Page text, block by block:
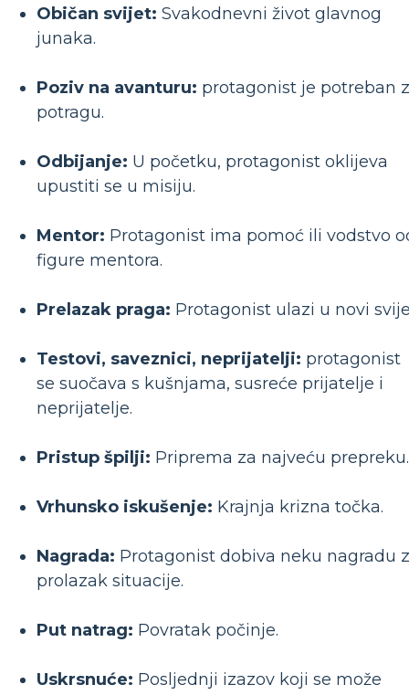
Običan svijet: Svakodnevni život glavnog
junaka.
Poziv na avanturu: protagonist je potreban
potragu.
Odbijanje: U početku, protagonist oklijeva
upustiti se u misiju.
Mentor: Protagonist ima pomoć ili vodstvo
figure mentora.
Prelazak praga: Protagonist ulazi u novi
Testovi, saveznici, neprijatelji: protagonist
se suočava s kušnjama, susreće prijatelje i
neprijatelje.
Pristup špilji: Priprema za najveću prepreku.
Vrhunsko iskušenje: Krajnja krizna točka.
Nagrada: Protagonist dobiva neku nagradu
prolazak situacije.
Put natrag: Povratak počinje.
Uskrsnuće: Posljednji izazov koji se može